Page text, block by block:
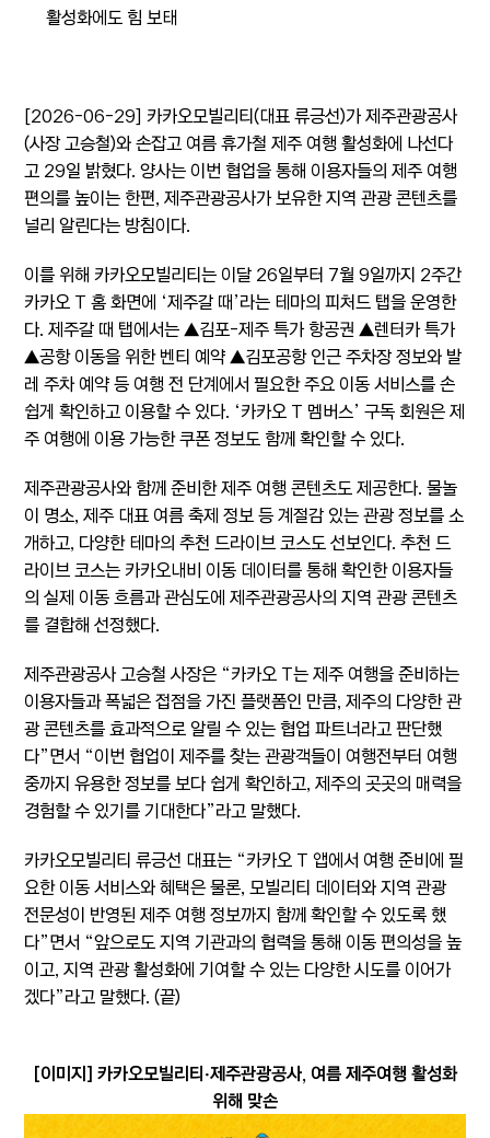
활성화에도 힘 보태
[2026-06-29] 카카오모빌리티(대표 류긍선)가 제주관광공사
(사장 고승철)와 손잡고 여름 휴가철 제주 여행 활성화에 나선다
고 29일 밝혔다. 양사는 이번 협업을 통해 이용자들의 제주 여행
편의를 높이는 한편, 제주관광공사가 보유한 지역 관광 콘텐츠를
널리 알린다는 방침이다.
이를 위해 카카오모빌리티는 이달 26일부터 7월 9일까지 2주간
카카오 T 홈 화면에 ‘제주갈 때’라는 테마의 피처드 탭을 운영한
다. 제주갈 때 탭에서는 ▲김포-제주 특가 항공권 ▲렌터카 특가
▲공항 이동을 위한 벤티 예약 ▲김포공항 인근 주차장 정보와 발
레 주차 예약 등 여행 전 단계에서 필요한 주요 이동 서비스를 손
쉽게 확인하고 이용할 수 있다. ‘카카오 T 멤버스’ 구독 회원은 제
주 여행에 이용 가능한 쿠폰 정보도 함께 확인할 수 있다.
제주관광공사와 함께 준비한 제주 여행 콘텐츠도 제공한다. 물놀
이 명소, 제주 대표 여름 축제 정보 등 계절감 있는 관광 정보를 소
개하고, 다양한 테마의 추천 드라이브 코스도 선보인다. 추천 드
라이브 코스는 카카오내비 이동 데이터를 통해 확인한 이용자들
의 실제 이동 흐름과 관심도에 제주관광공사의 지역 관광 콘텐츠
를 결합해 선정했다.
제주관광공사 고승철 사장은 “카카오 T는 제주 여행을 준비하는
이용자들과 폭넓은 접점을 가진 플랫폼인 만큼, 제주의 다양한 관
광 콘텐츠를 효과적으로 알릴 수 있는 협업 파트너라고 판단했
다”면서 “이번 협업이 제주를 찾는 관광객들이 여행전부터 여행
중까지 유용한 정보를 보다 쉽게 확인하고, 제주의 곳곳의 매력을
경험할 수 있기를 기대한다”라고 말했다.
카카오모빌리티 류긍선 대표는 “카카오 T 앱에서 여행 준비에 필
요한 이동 서비스와 혜택은 물론, 모빌리티 데이터와 지역 관광
전문성이 반영된 제주 여행 정보까지 함께 확인할 수 있도록 했
다”면서 “앞으로도 지역 기관과의 협력을 통해 이동 편의성을 높
이고, 지역 관광 활성화에 기여할 수 있는 다양한 시도를 이어가
겠다”라고 말했다. (끝)
[이미지] 카카오모빌리티‧제주관광공사, 여름 제주여행 활성화
위해 맞손